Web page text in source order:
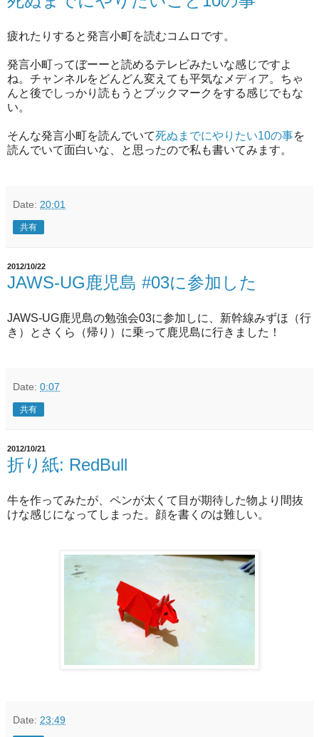
疲れたりすると発言小町を読むコムロです。
発言小町ってぼーーと読めるテレビみたいな感じですよ
ね。チャンネルをどんどん変えても平気なメディア。ちゃ
んと後でしっかり読もうとブックマークをする感じでもな
い。
そんな発言小町を読んでいて死ぬまでにやりたい10の事を
読んでいて面白いな、と思ったので私も書いてみます。
Date: 20:01
共有
2012/10/22
JAWS-UG鹿児島 #03に参加した
JAWS-UG鹿児島の勉強会03に参加しに、新幹線みずほ（行
き）とさくら（帰り）に乗って鹿児島に行きました！
Date: 0:07
共有
2012/10/21
折り紙: RedBull
牛を作ってみたが、ペンが太くて目が期待した物より間抜
けな感じになってしまった。顔を書くのは難しい。
Date: 23:49